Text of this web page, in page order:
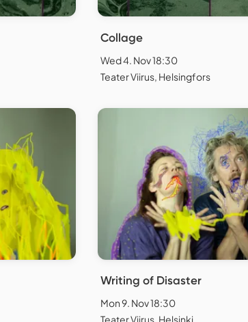
Collage
Wed 4. Nov 18:30
Teater Viirus, Helsingfors
Writing of Disaster
Mon 9. Nov 18:30
Teater Viirus, Helsinki